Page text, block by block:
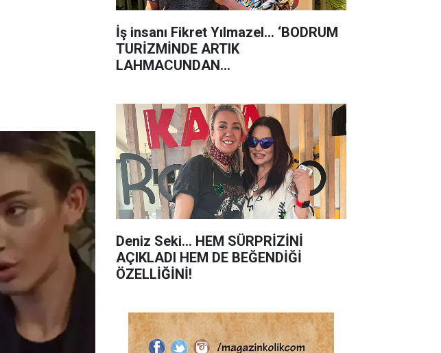
İş insanı Fikret Yılmazel... ‘BODRUM
TURİZMİNDE ARTIK
LAHMACUNDAN
Deniz Seki… HEM SÜRPRİZİNİ
AÇIKLADI HEM DE BEĞENDİĞİ
ÖZELLİĞİNİ!